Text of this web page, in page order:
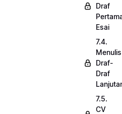
Draf
Esai
7.4.
Menulis
Draf-
Draf
7.5.
CV